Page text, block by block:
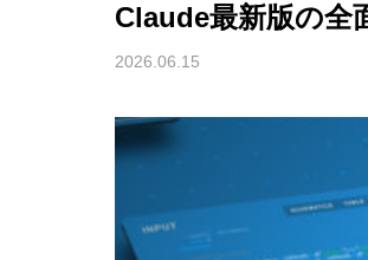
Claude最新版の全
2026.06.15